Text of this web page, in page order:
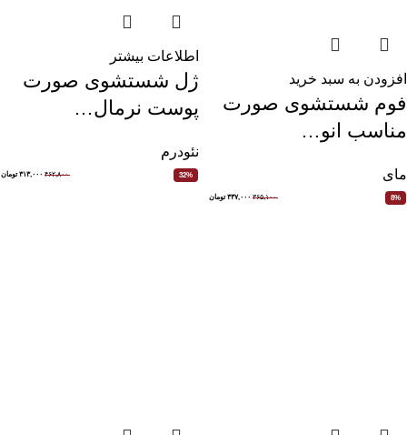
افزودن به سبد خرید
فوم شستشوی صورت
مناسب انو…
مای
8% ۳۶۵,۱۰۰ ۳۳۷,۰۰۰ تومان
اطلاعات بیشتر
ژل شستشوی صورت
پوست نرمال…
نئودرم
32% ۴۶۲,۸۰۰ ۳۱۳,۰۰۰ تومان